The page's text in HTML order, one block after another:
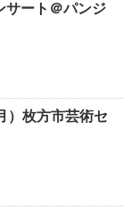
サート＠パンジ
枚方市芸術セ